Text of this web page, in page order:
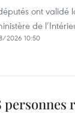
ont validé
de
2026 10:50
personnes